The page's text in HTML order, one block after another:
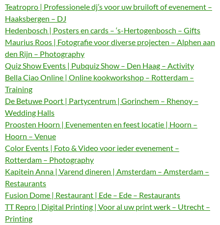
Teatropro | Professionele dj’s voor uw bruiloft of evenement –
Haaksbergen – DJ
Hedenbosch | Posters en cards – ‘s-Hertogenbosch – Gifts
Maurius Roos | Fotografie voor diverse projecten – Alphen aan
den Rijn – Photography
Quiz Show Events | Pubquiz Show – Den Haag – Activity
Bella Ciao Online | Online kookworkshop – Rotterdam –
Training
De Betuwe Poort | Partycentrum | Gorinchem – Rhenoy –
Wedding Halls
Proosten Hoorn | Evenementen en feest locatie | Hoorn –
Hoorn – Venue
Color Events | Foto & Video voor ieder evenement –
Rotterdam – Photography
Kapitein Anna | Varend dineren | Amsterdam – Amsterdam –
Restaurants
Fusion Dome | Restaurant | Ede – Ede – Restaurants
TT Repro | Digital Printing | Voor al uw print werk – Utrecht –
Printing